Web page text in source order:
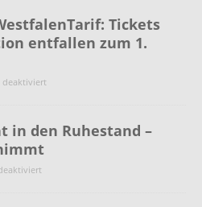
Tickets
entfallen zum 1.
deaktiviert
in den Ruhestand –